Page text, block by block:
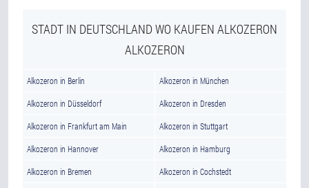
STADT IN DEUTSCHLAND WO KAUFEN ALKOZERON
ALKOZERON
Alkozeron in Berlin Alkozeron in München
Alkozeron in Düsseldorf Alkozeron in Dresden
Alkozeron in Frankfurt am Main Alkozeron in Stuttgart
Alkozeron in Hannover Alkozeron in Hamburg
Alkozeron in Bremen Alkozeron in Cochstedt